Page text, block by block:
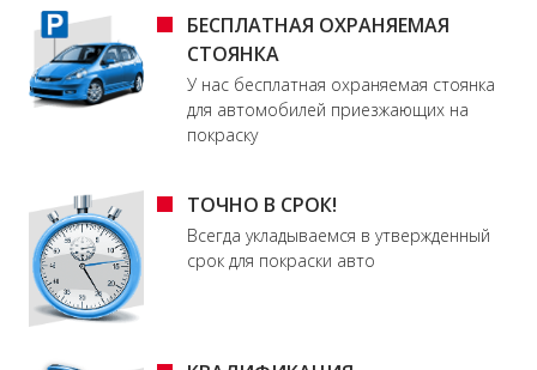
БЕСПЛАТНАЯ ОХРАНЯЕМАЯ
СТОЯНКА
У нас бесплатная охраняемая стоянка
для автомобилей приезжающих на
покраску
ТОЧНО В СРОК!
Всегда укладываемся в утвержденный
срок для покраски авто